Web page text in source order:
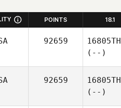
POINTS 18.1
92659
16805TH
(--)
92659
16805TH
(--)